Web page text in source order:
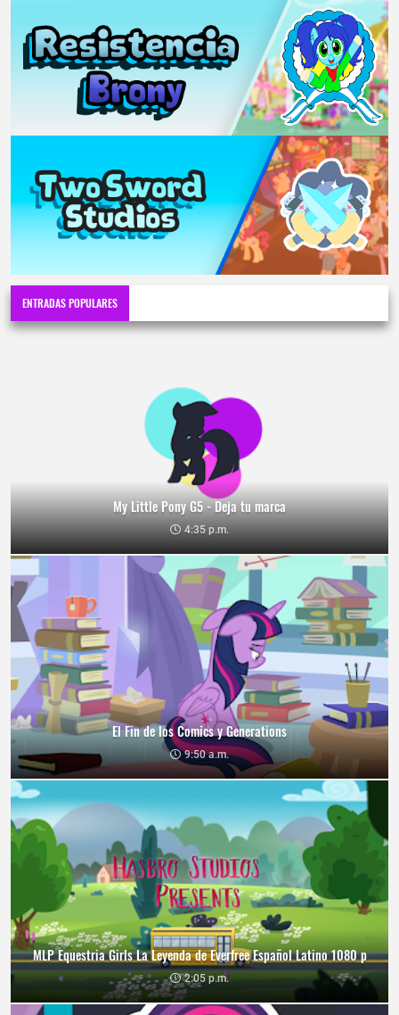
ENTRADAS POPULARES
My Little Pony G5 - Deja tu marca
4:35 p.m.
El Fin de los Comics y Generations
9:50 a.m.
MLP Equestria Girls La Leyenda de Everfree Español Latino 1080 p
2:05 p.m.